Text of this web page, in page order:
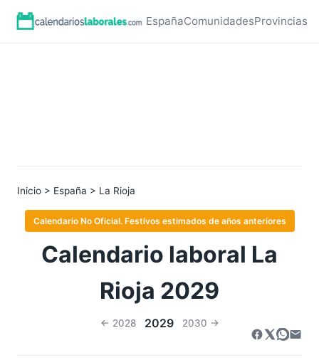
EspañaComunidadesProvincias
Inicio > España > La Rioja
Calendario No Oficial. Festivos estimados de años anteriores
Calendario laboral La
Rioja 2029
← 2028 2029 2030 →